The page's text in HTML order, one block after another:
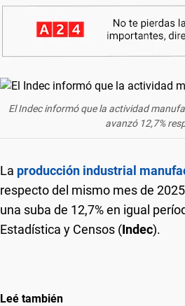
El Indec informó que la actividad
avanzó 12,7%
La producción industrial
respecto del mismo mes de
una suba de 12,7% en igual
Estadística y Censos (Indec).
Leé también